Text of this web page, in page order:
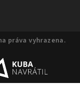
práva vyhrazena.